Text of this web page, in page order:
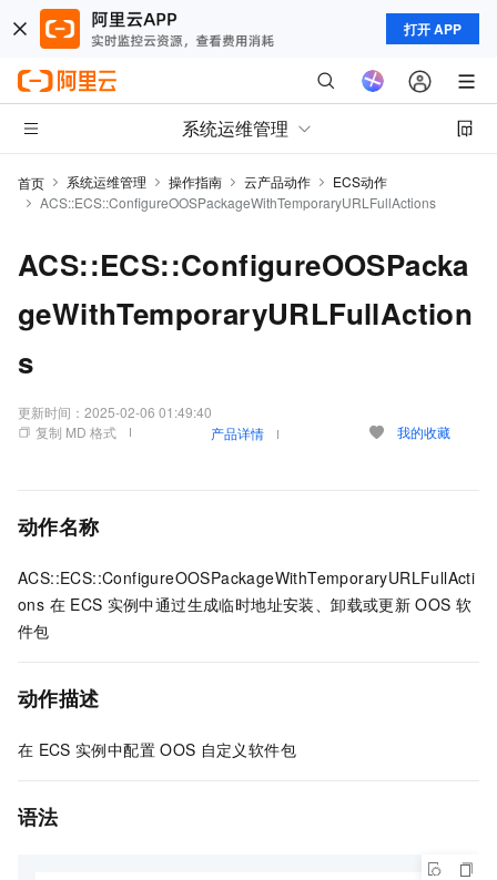
打开 APP
系统运维管理
首页 系统运维管理 操作指南 云产品动作
ECS动作
ACS::ECS::ConfigureOOSPackageWithTemporaryURLFullActions
ACS::ECS::ConfigureOOSPacka
geWithTemporaryURLFullAction
s
更新时间： 2025-02-06 01:49:40
复制 MD 格式
产品详情 我的收藏
动作名称
ACS::ECS::ConfigureOOSPackageWithTemporaryURLFullActi
ons 在 ECS 实例中通过生成临时地址安装、卸载或更新 OOS 软
件包
动作描述
在 ECS 实例中配置 OOS 自定义软件包
语法